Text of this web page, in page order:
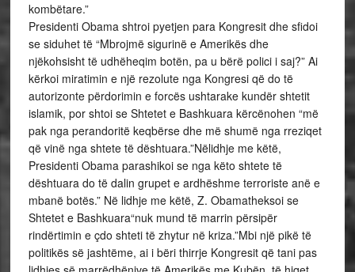
kombëtare.”
Presidenti Obama shtroi pyetjen para Kongresit dhe sfidoi
se siduhet të “Mbrojmë sigurinë e Amerikës dhe
njëkohsisht të udhëheqim botën, pa u bërë polici i saj?” Ai
kërkoi miratimin e një rezolute nga Kongresi që do të
autorizonte përdorimin e forcës ushtarake kundër shtetit
islamik, por shtoi se Shtetet e Bashkuara kërcënohen “më
pak nga perandoritë keqbërse dhe më shumë nga rreziqet
që vinë nga shtete të dështuara.”Nëlidhje me këtë,
Presidenti Obama parashikoi se nga këto shtete të
dështuara do të dalin grupet e ardhëshme terroriste anë e
mbanë botës.” Në lidhje me këtë, Z. Obamatheksoi se
Shtetet e Bashkuara“nuk mund të marrin përsipër
rindërtimin e çdo shteti të zhytur në kriza.”Mbi një pikë të
politikës së jashtëme, ai i bëri thirrje Kongresit që tani pas